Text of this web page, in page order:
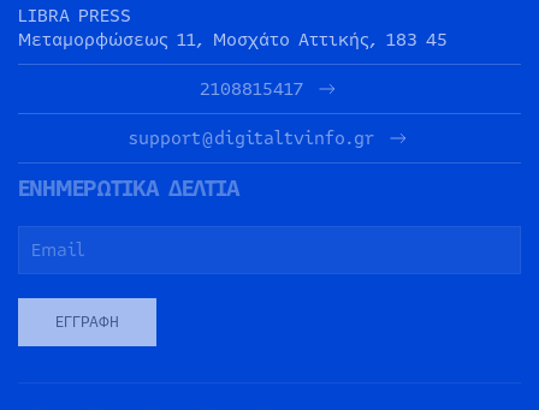
LIBRA PRESS
Μεταμορφώσεως 11, Μοσχάτο Αττικής, 183 45
2108815417
support@digitaltvinfo.gr
ΕΝΗΜΕΡΩΤΙΚΑ ΔΕΛΤΙΑ
ΕΓΓΡΑΦΉ